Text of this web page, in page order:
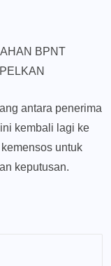
BPNT
antara penerima
kembali lagi ke
untuk
keputusan.